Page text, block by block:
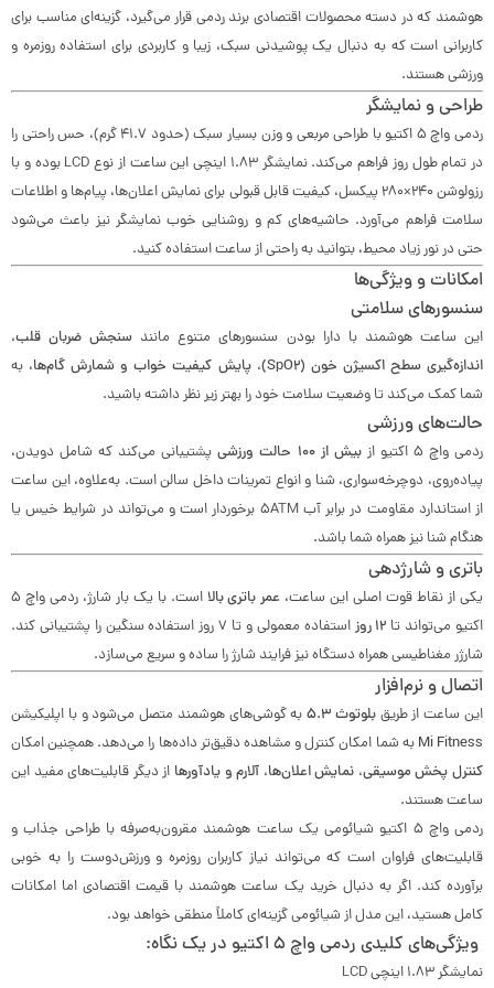
هوشمند که در دسته محصولات اقتصادی برند ردمی قرار می‌گیرد، گزینه‌ای مناسب برای
کاربرانی است که به دنبال یک پوشیدنی سبک، زیبا و کاربردی برای استفاده روزمره و
ورزشی هستند.
طراحی و نمایشگر
ردمی واچ 5 اکتیو با طراحی مربعی و وزن بسیار سبک (حدود ۴۱.۷ گرم)، حس راحتی را
در تمام طول روز فراهم می‌کند. نمایشگر 1.83 اینچی این ساعت از نوع LCD بوده و با
رزولوشن 240×280 پیکسل، کیفیت قابل قبولی برای نمایش اعلان‌ها، پیام‌ها و اطلاعات
سلامت فراهم می‌آورد. حاشیه‌های کم و روشنایی خوب نمایشگر نیز باعث می‌شود
حتی در نور زیاد محیط، بتوانید به راحتی از ساعت استفاده کنید.
امکانات و ویژگی‌ها
سنسورهای سلامتی
این ساعت هوشمند با دارا بودن سنسورهای متنوع مانند سنجش ضربان قلب،
اندازه‌گیری سطح اکسیژن خون (SpO2)، پایش کیفیت خواب و شمارش گام‌ها
، به
شما کمک می‌کند تا وضعیت سلامت خود را بهتر زیر نظر داشته باشید.
حالت‌های ورزشی
ردمی واچ 5 اکتیو از بیش از 100 حالت ورزشی
پشتیبانی می‌کند که شامل دویدن،
پیاده‌روی، دوچرخه‌سواری، شنا و انواع تمرینات داخل سالن است. به‌علاوه، این ساعت
از استاندارد مقاومت در برابر آب 5ATM برخوردار است و می‌تواند در شرایط خیس یا
هنگام شنا نیز همراه شما باشد.
باتری و شارژدهی
یکی از نقاط قوت اصلی این ساعت، عمر باتری بالا
است. با یک بار شارژ، ردمی واچ 5
اکتیو می‌تواند تا 12 روز
استفاده معمولی و تا 7 روز استفاده سنگین را پشتیبانی کند.
شارژر مغناطیسی همراه دستگاه نیز فرایند شارژ را ساده و سریع می‌سازد.
اتصال و نرم‌افزار
این ساعت از طریقبلوتوث 5.3 به گوشی‌های هوشمند متصل می‌شود و با اپلیکیشن
Mi Fitness به شما امکان کنترل و مشاهده دقیق‌تر داده‌ها را می‌دهد. همچنین امکان
کنترل پخش موسیقی، نمایش اعلان‌ها، آلارم و یادآورها از دیگر قابلیت‌های مفید این
ساعت هستند.
ردمی واچ 5 اکتیو شیائومی یک ساعت هوشمند مقرون‌به‌صرفه با طراحی جذاب و
قابلیت‌های فراوان است که می‌تواند نیاز کاربران روزمره و ورزش‌دوست را به خوبی
برآورده کند. اگر به دنبال خرید یک ساعت هوشمند با قیمت اقتصادی اما امکانات
کامل هستید، این مدل از شیائومی گزینه‌ای کاملاً منطقی خواهد بود.
ویژگی‌های کلیدی ردمی واچ 5 اکتیو در یک نگاه:
نمایشگر 1.83 اینچی LCD